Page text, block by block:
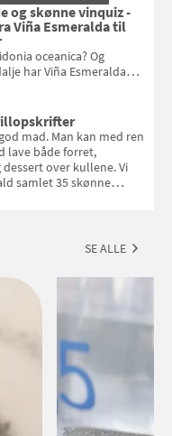
og skønne vinquiz -
Viña Esmeralda til
oceanica? Og
har Viña Esmeralda
skønne vinquiz, hvor
flasker vin fra Viña
slutter 1.
mad. Man kan med ren
lave både forret,
over kullene. Vi
samlet 35 skønne
SE ALLE